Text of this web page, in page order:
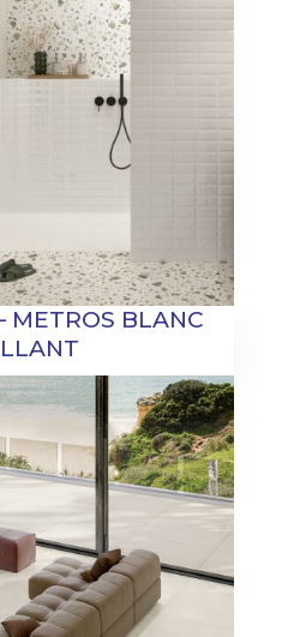
METROS BLANC